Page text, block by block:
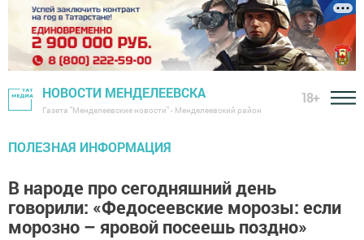
НОВОСТИ МЕНДЕЛЕЕВСКА
Газета "Менделеевские новости" - Менделеевский район
18+
ПОЛЕЗНАЯ ИНФОРМАЦИЯ
В народе про сегодняшний день
говорили: «Федосеевские морозы: если
морозно – яровой посеешь поздно»